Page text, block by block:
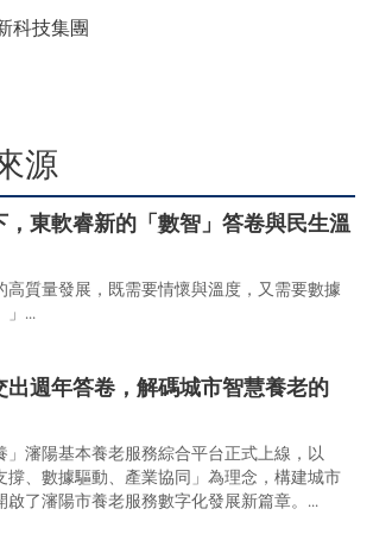
科技集團
源
東軟睿新的「數智」答卷與民生溫
高質量發展，既需要情懷與溫度，又需要數據
」...
出週年答卷，解碼城市智慧養老的
」瀋陽基本養老服務綜合平台正式上線，以
撐、數據驅動、產業協同」為理念，構建城市
啟了瀋陽市養老服務數字化發展新篇章。...